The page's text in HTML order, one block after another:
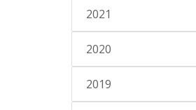
2021
2020
2019